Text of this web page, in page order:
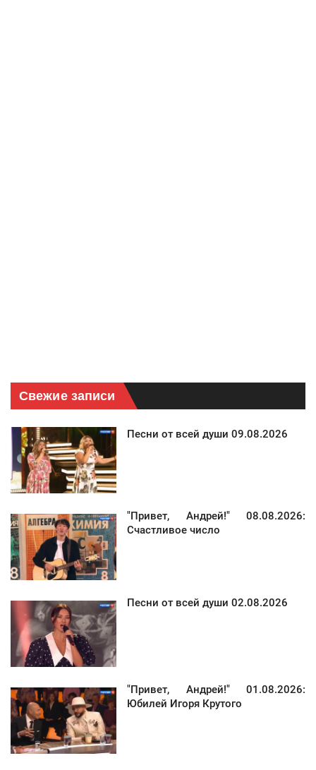
Свежие записи
Песни от всей души 09.08.2026
"Привет, Андрей!" 08.08.2026:
Счастливое число
Песни от всей души 02.08.2026
"Привет, Андрей!" 01.08.2026:
Юбилей Игоря Крутого